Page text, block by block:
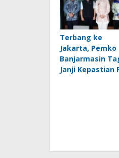
Terbang ke
Jakarta, Pemko
Banjarmasin
Janji Kepastian